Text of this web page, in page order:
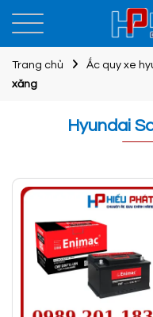
Trang chủ Ắc quy xe
xăng
Hyundai